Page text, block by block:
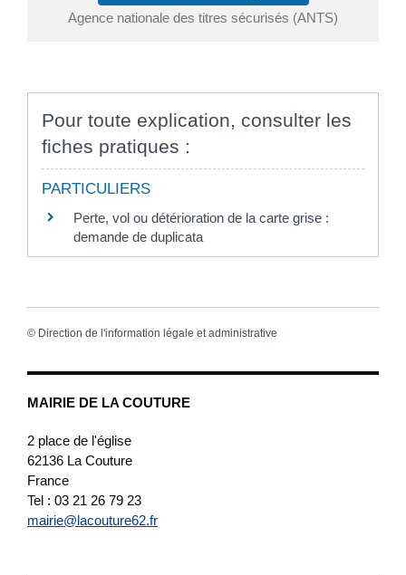
MAIRIE DE LA COUTURE
2 place de l'église
62136 La Couture
France
Tel : 03 21 26 79 23
mairie@lacouture62.fr
Agence nationale des titres sécurisés (ANTS)
Pour toute explication, consulter les
fiches pratiques :
PARTICULIERS
Perte, vol ou détérioration de la carte grise :
demande de duplicata
© Direction de l'information légale et administrative